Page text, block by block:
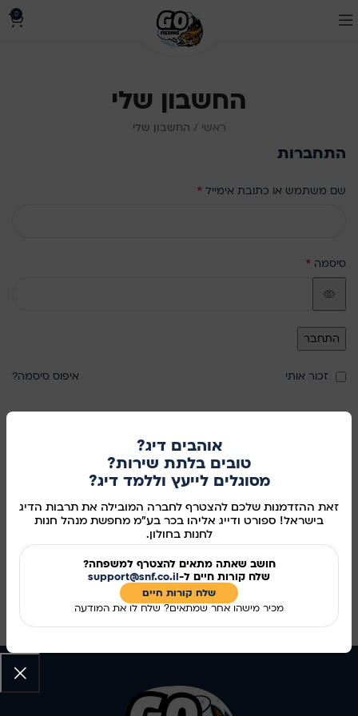
אוהבים דיג?
טובים בלתת שירות?
מסוגלים לייעץ וללמד דיג?
זאת ההזדמנות שלכם להצטרף לחברה המובילה את תרבות הדיג
בישראל! ספורט ודייג אליהו בכר בע"מ מחפשת מנהל חנות
לחנות בחולון.
חושב שאתה מתאים להצטרף למשפחה?
שלח קורות חיים ל-support@snf.co.il
שלח קורות חיים​
מכיר מישהו אחר שמתאים? שלח לו את המודעה
0
החשבון שלי
ראשי / החשבון שלי
התחברות
שם משתמש או כתובת אימייל *
סיסמה *
התחבר
איפוס סיסמה? זכור אותי
REGISTER
Registering for this site allows you to access your order status
and history. Just fill in the fields below, and we'll get a new
account set up for you in no time. We will only ask you for
information necessary to make the purchase process faster and
easier.
הרשמה